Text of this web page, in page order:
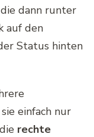
dann runter
auf den
Status hinten
einfach nur
rechte